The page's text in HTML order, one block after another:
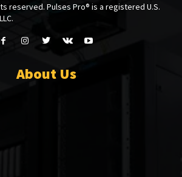
reserved. Pulses Pro® is a registered U.S.
About Us